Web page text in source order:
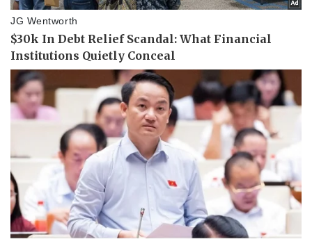
Pháp luật
Vụ án
Tin nóng
Tư vấn luật
Quân sự - Quốc phòng
Vũ khí
Việt Nam
Phân tích